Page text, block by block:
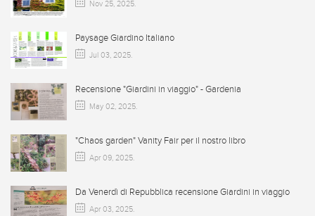
Nov 25, 2025.
Paysage Giardino Italiano
Jul 03, 2025.
Recensione "Giardini in viaggio" - Gardenia
May 02, 2025.
"Chaos garden" Vanity Fair per il nostro libro
Apr 09, 2025.
Da Venerdì di Repubblica recensione Giardini in viaggio
Apr 03, 2025.